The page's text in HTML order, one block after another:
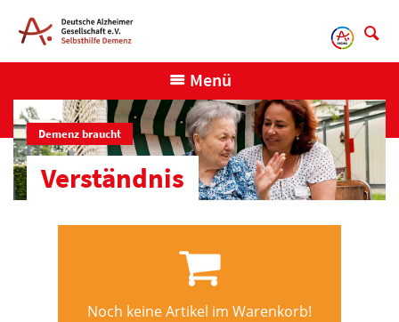
Menü
Demenz braucht
Verständnis
Noch keine Artikel im Warenkorb!